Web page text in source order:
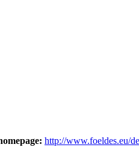
http://www.foeldes.eu/